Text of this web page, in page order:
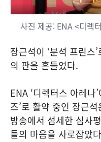
사진 제공: ENA <디렉
장근석이 ‘분석 프린스
의 판을 흔들었다.
ENA ‘디렉터스 아레나
즈’로 활약 중인 장근
방송에서 섬세한 심사
들의 마음을 사로잡았